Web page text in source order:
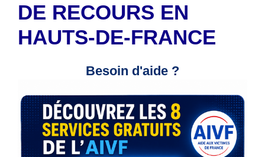
DE RECOURS EN
HAUTS-DE-FRANCE
Besoin d'aide ?